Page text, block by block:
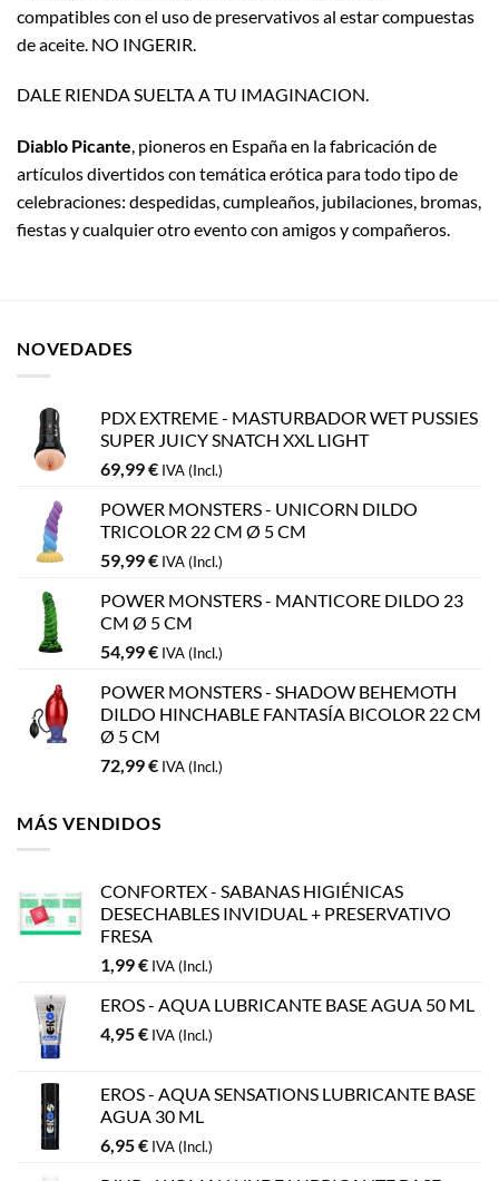
compatibles con el uso de preservativos al estar compuestas
de aceite. NO INGERIR.
DALE RIENDA SUELTA A TU IMAGINACION.
Diablo Picante, pioneros en España en la fabricación de
artículos divertidos con temática erótica para todo tipo de
celebraciones: despedidas, cumpleaños, jubilaciones, bromas,
fiestas y cualquier otro evento con amigos y compañeros.
NOVEDADES
PDX EXTREME - MASTURBADOR WET PUSSIES
SUPER JUICY SNATCH XXL LIGHT
69,99€ IVA (Incl.)
POWER MONSTERS - UNICORN DILDO
TRICOLOR 22 CM Ø 5 CM
59,99€ IVA (Incl.)
POWER MONSTERS - MANTICORE DILDO 23
CM Ø 5 CM
54,99€ IVA (Incl.)
POWER MONSTERS - SHADOW BEHEMOTH
DILDO HINCHABLE FANTASÍA BICOLOR 22 CM
Ø 5 CM
72,99€ IVA (Incl.)
MÁS VENDIDOS
CONFORTEX - SABANAS HIGIÉNICAS
DESECHABLES INVIDUAL + PRESERVATIVO
FRESA
1,99€ IVA (Incl.)
EROS - AQUA LUBRICANTE BASE AGUA 50 ML
4,95€ IVA (Incl.)
EROS - AQUA SENSATIONS LUBRICANTE BASE
AGUA 30 ML
6,95€ IVA (Incl.)